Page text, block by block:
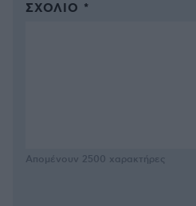
ΣΧΌΛΙΟ *
Απομένουν 2500 χαρακτήρες